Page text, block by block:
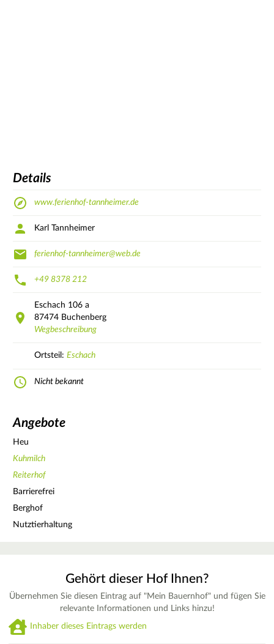
Details
www.ferienhof-tannheimer.de
Karl Tannheimer
ferienhof-tannheimer@web.de
+49 8378 212
Eschach 106 a
87474 Buchenberg
Wegbeschreibung
Ortsteil: Eschach
Nicht bekannt
Angebote
Heu
Kuhmilch
Reiterhof
Barrierefrei
Berghof
Nutztierhaltung
Gehört dieser Hof Ihnen?
Übernehmen Sie diesen Eintrag auf "Mein Bauernhof" und fügen Sie
relevante Informationen und Links hinzu!
Inhaber dieses Eintrags werden